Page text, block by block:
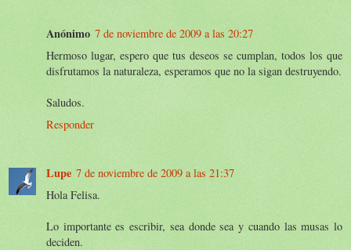
Anónimo 7 de noviembre de 2009 a las 20:27
Hermoso lugar, espero que tus deseos se cumplan, todos los que
disfrutamos la naturaleza, esperamos que no la sigan destruyendo.
Saludos.
Responder
Lupe 7 de noviembre de 2009 a las 21:37
Hola Felisa.
Lo importante es escribir, sea donde sea y cuando las musas lo
deciden.